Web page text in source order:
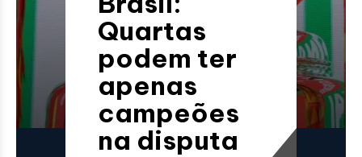
Quartas
podem ter
apenas
campeões
na disputa